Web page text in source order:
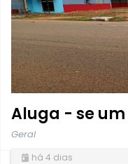
Aluga - se
Geral
há 4 dias